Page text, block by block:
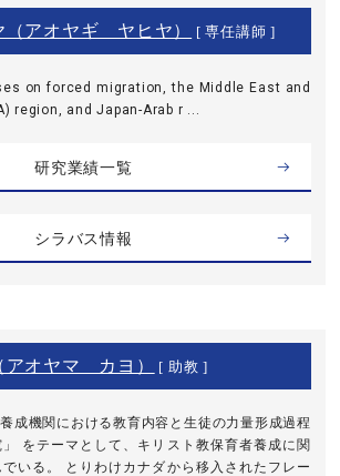
アオヤギ ヤヒヤ） [ 専任講師 ]
on forced migration, the Middle East and
region, and Japan-Arab r ...
研究業績一覧
シラバス情報
オヤマ カヨ） [ 助教 ]
成機関における教育内容と生徒の力量形成過程
をテーマとして、キリスト教保育者養成に関
いる。 とりわけカナダから移入されたフレー